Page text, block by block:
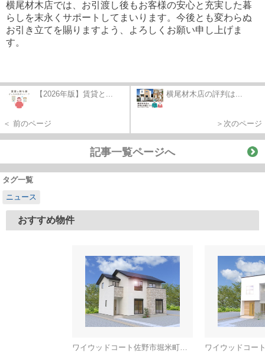
横尾材木店では、お引渡し後もお客様の安心と充実した暮
らしを末永くサポートしてまいります。今後とも変わらぬ
お引き立てを賜りますよう、よろしくお願い申し上げま
す。
【2026年版】賃貸と...
＜ 前のページ
横尾材木店の評判は...
＞次のページ
記事一覧ページへ
タグ一覧
ニュース
おすすめ物件
ワイウッドコート佐野市堀米町第6期